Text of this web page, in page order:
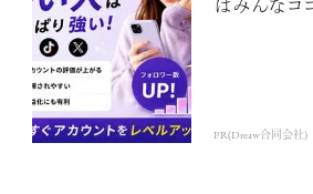
はみんなコ
PR(Dreaw合同会社)